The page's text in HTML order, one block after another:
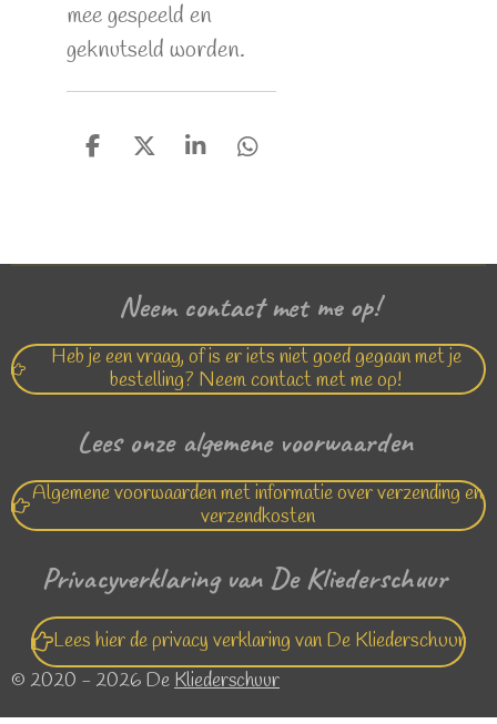
mee gespeeld en
geknutseld worden.
D
D
S
D
Neem contact met me op!
Heb je een vraag, of is er iets niet goed gegaan met je
bestelling? Neem contact met me op!
Lees onze algemene voorwaarden
Algemene voorwaarden met informatie over verzending en
verzendkosten
Privacyverklaring van De Kliederschuur
Lees hier de privacy verklaring van De Kliederschuur
© 2020 - 2026 DeKliederschuur